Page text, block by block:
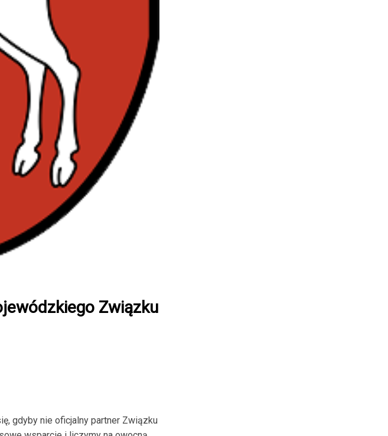
Związku
gdyby nie oficjalny partner Związku